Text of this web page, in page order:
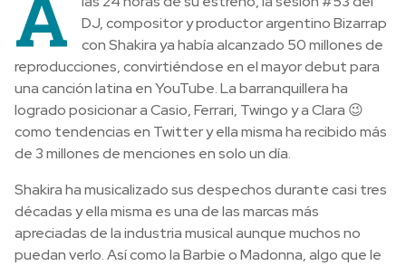
DJ, compositor y productor argentino Bizarrap
con Shakira ya había alcanzado 50 millones de
reproducciones, convirtiéndose en el mayor debut para
una canción latina en YouTube. La barranquillera ha
logrado posicionar a Casio, Ferrari, Twingo y a Clara 😉
como tendencias en Twitter y ella misma ha recibido más
de 3 millones de menciones en solo un día.
Shakira ha musicalizado sus despechos durante casi tres
décadas y ella misma es una de las marcas más
apreciadas de la industria musical aunque muchos no
puedan verlo. Así como la Barbie o Madonna, algo que le